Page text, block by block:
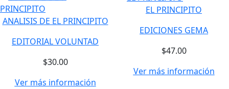
ANALISIS DE EL PRINCIPITO
EDITORIAL VOLUNTAD
$30.00
Ver más información
EL PRINCIPITO
EDICIONES GEMA
$47.00
Ver más información